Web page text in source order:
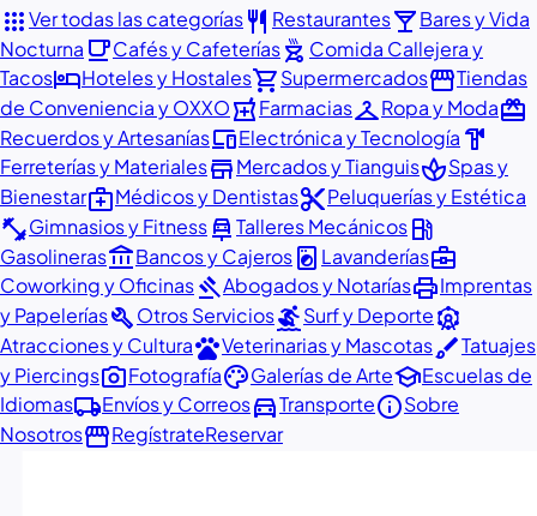
appsVer todas las categoríasrestaurant Restauranteslocal_barBares y Vida
Nocturna local_cafeCafés y Cafeteríasoutdoor_grill Comida Callejera y
TacoshotelHoteles y Hostalesshopping_cartSupermercadosstorefrontTiendas
de Conveniencia y OXXOlocal_pharmacyFarmaciascheckroomRopa y Modaredeem
Recuerdos y ArtesaníasdevicesElectrónica y Tecnología hardware
Ferreterías y MaterialesstoreMercados y TianguisspaSpas y
Bienestarmedical_servicesMédicos y Dentistascontent_cutPeluquerías y Estética
fitness_centerGimnasios y Fitnesscar_repairTalleres Mecánicoslocal_gas_station
Gasolinerasaccount_balanceBancos y Cajeroslocal_laundry_service Lavanderíasbusiness_center
Coworking y OficinasgavelAbogados y NotaríasprintImprentas
y PapeleríasbuildOtros ServiciossurfingSurf y Deporteattractions
Atracciones y CulturapetsVeterinarias y MascotasbrushTatuajes
y Piercingsphoto_cameraFotografíapaletteGalerías de ArteschoolEscuelas de
Idiomaslocal_shippingEnvíos y Correosdirections_carTransporteinfoSobre
NosotrosstorefrontRegístrateReservar